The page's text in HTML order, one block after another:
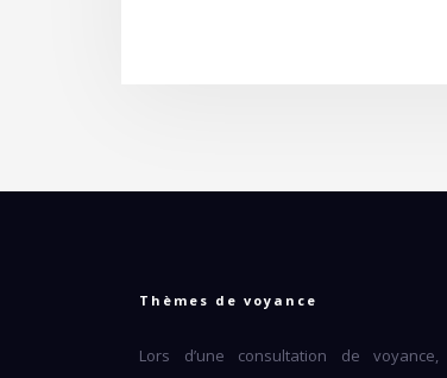
Thèmes de voyance
Lors d’une consultation de